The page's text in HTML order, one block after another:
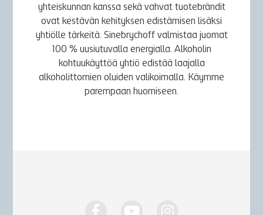
yhteiskunnan kanssa sekä vahvat tuotebrändit
ovat kestävän kehityksen edistämisen lisäksi
yhtiölle tärkeitä. Sinebrychoff valmistaa juomat
100 % uusiutuvalla energialla. Alkoholin
kohtuukäyttöä yhtiö edistää laajalla
alkoholittomien oluiden valikoimalla. Käymme
parempaan huomiseen.